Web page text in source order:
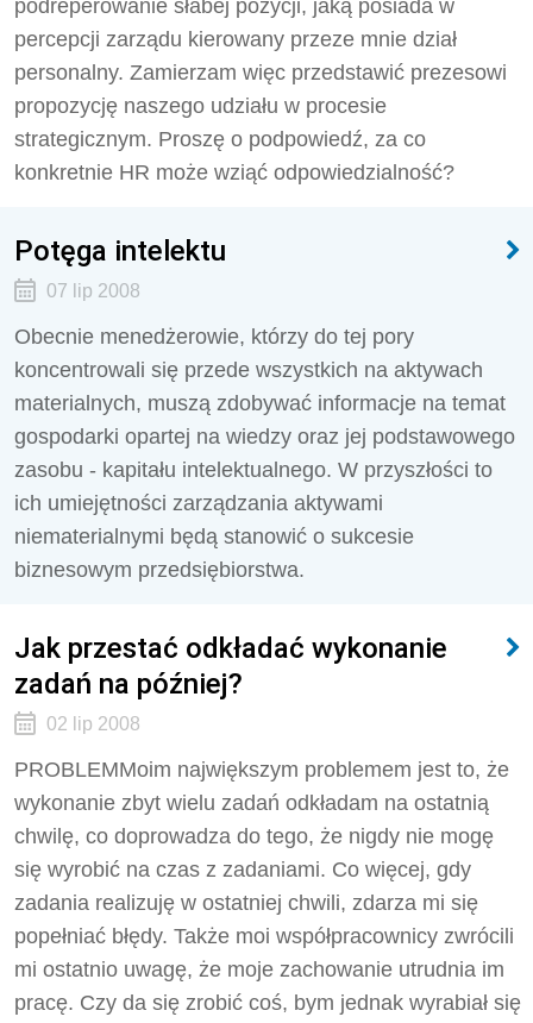
podreperowanie słabej pozycji, jaką posiada w
percepcji zarządu kierowany przeze mnie dział
personalny. Zamierzam więc przedstawić prezesowi
propozycję naszego udziału w procesie
strategicznym. Proszę o podpowiedź, za co
konkretnie HR może wziąć odpowiedzialność?
Potęga intelektu
07 lip 2008
Obecnie menedżerowie, którzy do tej pory
koncentrowali się przede wszystkich na aktywach
materialnych, muszą zdobywać informacje na temat
gospodarki opartej na wiedzy oraz jej podstawowego
zasobu - kapitału intelektualnego. W przyszłości to
ich umiejętności zarządzania aktywami
niematerialnymi będą stanowić o sukcesie
biznesowym przedsiębiorstwa.
Jak przestać odkładać wykonanie
zadań na później?
02 lip 2008
PROBLEMMoim największym problemem jest to, że
wykonanie zbyt wielu zadań odkładam na ostatnią
chwilę, co doprowadza do tego, że nigdy nie mogę
się wyrobić na czas z zadaniami. Co więcej, gdy
zadania realizuję w ostatniej chwili, zdarza mi się
popełniać błędy. Także moi współpracownicy zwrócili
mi ostatnio uwagę, że moje zachowanie utrudnia im
pracę. Czy da się zrobić coś, bym jednak wyrabiał się